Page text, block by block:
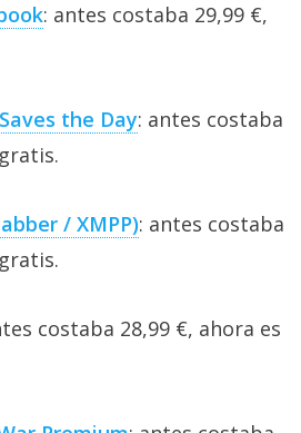
: antes costaba 29,99 €,
the Day: antes costaba
/ XMPP): antes costaba
costaba 28,99 €, ahora es